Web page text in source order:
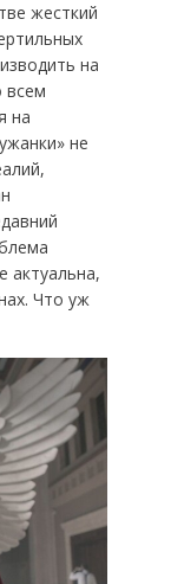
жесткий
на
всем
на
не
актуальна,
Что уж